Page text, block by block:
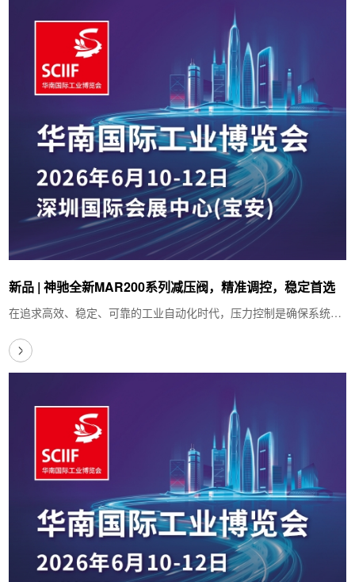
新品 | 神驰全新MAR200系列减压阀，精准调控，稳定首选
在追求高效、稳定、可靠的工业自动化时代，压力控制是确保系统安